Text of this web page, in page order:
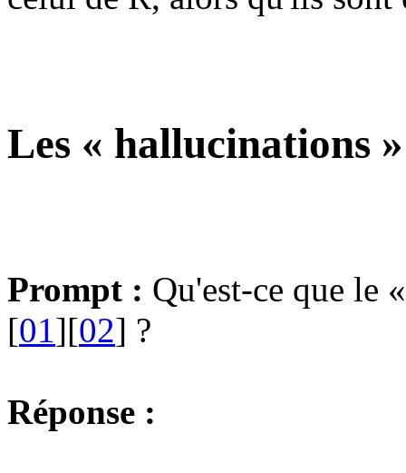
Les « hallucinations
Prompt : Qu'est-ce que le
[01][02] ?
Réponse :